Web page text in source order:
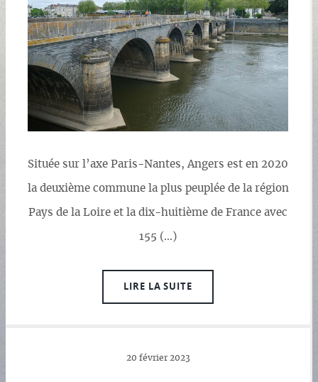
Située sur l’axe Paris-Nantes, Angers est en 2020
la deuxième commune la plus peuplée de la région
Pays de la Loire et la dix-huitième de France avec
155 (…)
LIRE LA SUITE
20 février 2023